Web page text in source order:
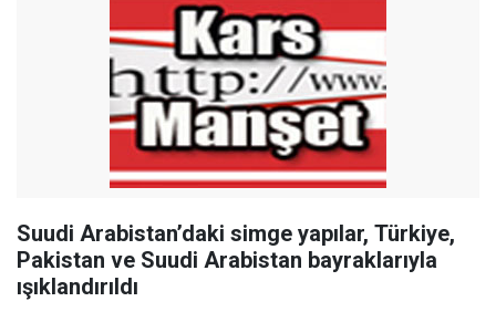
Suudi Arabistan’daki simge yapılar, Türkiye,
Pakistan ve Suudi Arabistan bayraklarıyla
ışıklandırıldı